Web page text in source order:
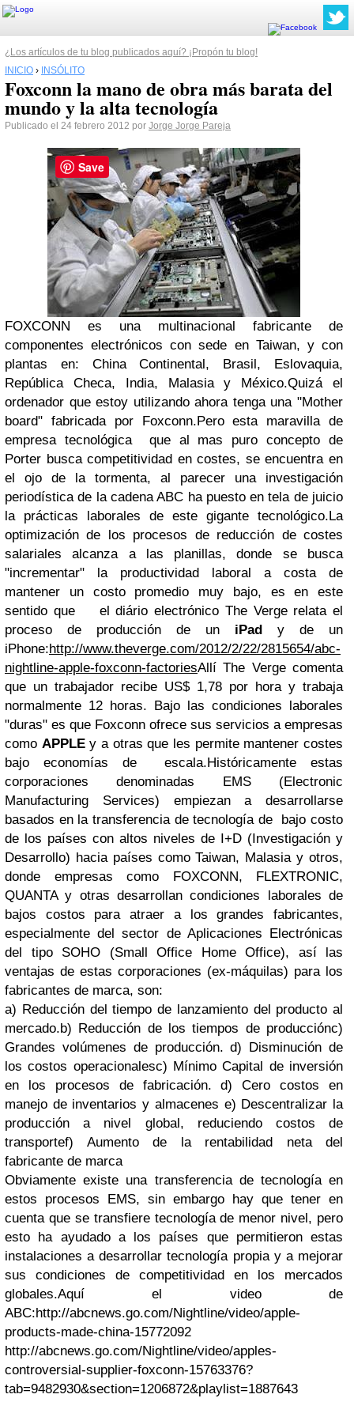
¿Los artículos de tu blog publicados aquí? ¡Propón tu blog!
INICIO › INSÓLITO
Foxconn la mano de obra más barata del
mundo y la alta tecnología
Publicado el 24 febrero 2012 por Jorge Jorge Pareja
FOXCONN es una multinacional fabricante de
componentes electrónicos con sede en Taiwan, y con
plantas en: China Continental, Brasil, Eslovaquia,
República Checa, India, Malasia y México.Quizá el
ordenador que estoy utilizando ahora tenga una "Mother
board" fabricada por Foxconn.Pero esta maravilla de
empresa tecnológica que al mas puro concepto de
Porter busca competitividad en costes, se encuentra en
el ojo de la tormenta, al parecer una investigación
periodística de la cadena ABC ha puesto en tela de juicio
la prácticas laborales de este gigante tecnológico.La
optimización de los procesos de reducción de costes
salariales alcanza a las planillas, donde se busca
"incrementar" la productividad laboral a costa de
mantener un costo promedio muy bajo, es en este
sentido que el diário electrónico The Verge relata el
proceso de producción de un iPad y de un
iPhone:http://www.theverge.com/2012/2/22/2815654/abc-
nightline-apple-foxconn-factoriesAllí The Verge comenta
que un trabajador recibe US$ 1,78 por hora y trabaja
normalmente 12 horas. Bajo las condiciones laborales
"duras" es que Foxconn ofrece sus servicios a empresas
como APPLEy a otras que les permite mantener costes
bajo economías de escala.Históricamente estas
corporaciones denominadas EMS (Electronic
Manufacturing Services) empiezan a desarrollarse
basados en la transferencia de tecnología de bajo costo
de los países con altos niveles de I+D (Investigación y
Desarrollo) hacia países como Taiwan, Malasia y otros,
donde empresas como FOXCONN, FLEXTRONIC,
QUANTA y otras desarrollan condiciones laborales de
bajos costos para atraer a los grandes fabricantes,
especialmente del sector de Aplicaciones Electrónicas
del tipo SOHO (Small Office Home Office), así las
ventajas de estas corporaciones (ex-máquilas) para los
fabricantes de marca, son:
a) Reducción del tiempo de lanzamiento del producto al
mercado.b) Reducción de los tiempos de producciónc)
Grandes volúmenes de producción. d) Disminución de
los costos operacionalesc) Mínimo Capital de inversión
en los procesos de fabricación. d) Cero costos en
manejo de inventarios y almacenes e) Descentralizar la
producción a nivel global, reduciendo costos de
transportef) Aumento de la rentabilidad neta del
fabricante de marca
Obviamente existe una transferencia de tecnología en
estos procesos EMS, sin embargo hay que tener en
cuenta que se transfiere tecnología de menor nivel, pero
esto ha ayudado a los países que permitieron estas
instalaciones a desarrollar tecnología propia y a mejorar
sus condiciones de competitividad en los mercados
globales.Aquí el video de
ABC:http://abcnews.go.com/Nightline/video/apple-
products-made-china-15772092
http://abcnews.go.com/Nightline/video/apples-
controversial-supplier-foxconn-15763376?
tab=9482930&section=1206872&playlist=1887643
Save